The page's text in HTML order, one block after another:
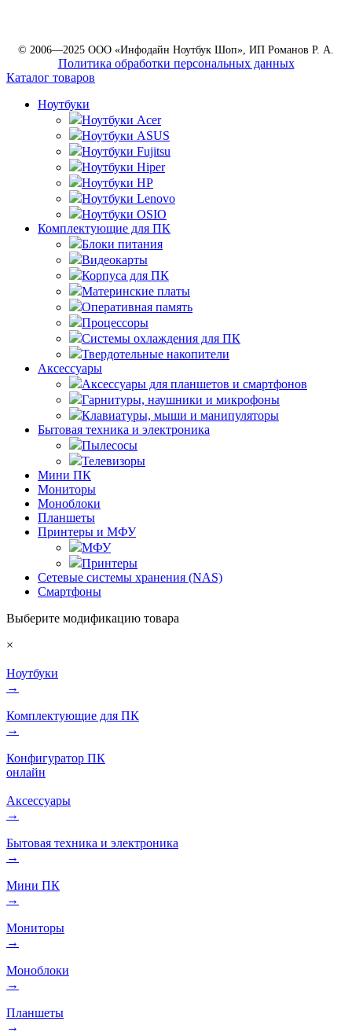
© 2006—2025 ООО «Инфодайн Ноутбук Шоп», ИП Романов Р. А.
Политика обработки персональных данных
Каталог товаров
Ноутбуки
Ноутбуки Acer
Ноутбуки ASUS
Ноутбуки Fujitsu
Ноутбуки Hiper
Ноутбуки HP
Ноутбуки Lenovo
Ноутбуки OSIO
Комплектующие для ПК
Блоки питания
Видеокарты
Корпуса для ПК
Материнские платы
Оперативная память
Процессоры
Системы охлаждения для ПК
Твердотельные накопители
Аксессуары
Аксессуары для планшетов и смартфонов
Гарнитуры, наушники и микрофоны
Клавиатуры, мыши и манипуляторы
Бытовая техника и электроника
Пылесосы
Телевизоры
Мини ПК
Мониторы
Моноблоки
Планшеты
Принтеры и МФУ
МФУ
Принтеры
Сетевые системы хранения (NAS)
Смартфоны
Выберите модификацию товара
×
Ноутбуки
→
Комплектующие для ПК
→
Конфигуратор ПК
онлайн
Аксессуары
→
Бытовая техника и электроника
→
Мини ПК
→
Мониторы
→
Моноблоки
→
Планшеты
→